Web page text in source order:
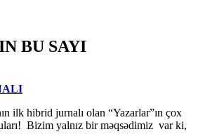
BU SAYI
ilk hibrid jurnalı olan “Yazarlar”ın çox
Bizim yalnız bir məqsədimiz var ki,